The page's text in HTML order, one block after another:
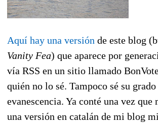
Aquí hay una versión de este blog
Vanity Fea) que aparece por
vía RSS en un sitio llamado
quién no lo sé. Tampoco sé su grado
evanescencia. Ya conté una vez que
una versión en catalán de mi blog